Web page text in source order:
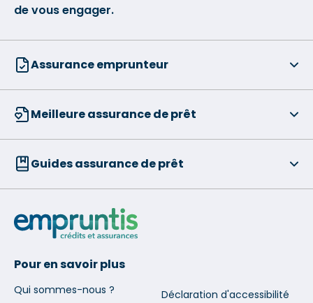
de vous engager.
Assurance emprunteur
Meilleure assurance de prêt
Guides assurance de prêt
Pour en savoir plus
Qui sommes-nous ?
Déclaration d'accessibilité